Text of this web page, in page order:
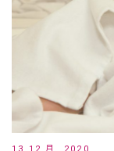
13 12 月, 2020